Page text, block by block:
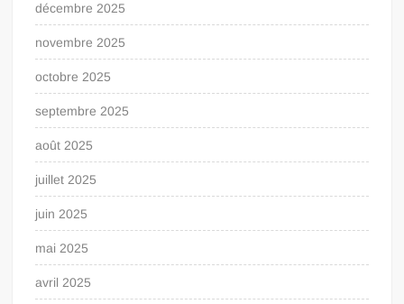
décembre 2025
novembre 2025
octobre 2025
septembre 2025
août 2025
juillet 2025
juin 2025
mai 2025
avril 2025